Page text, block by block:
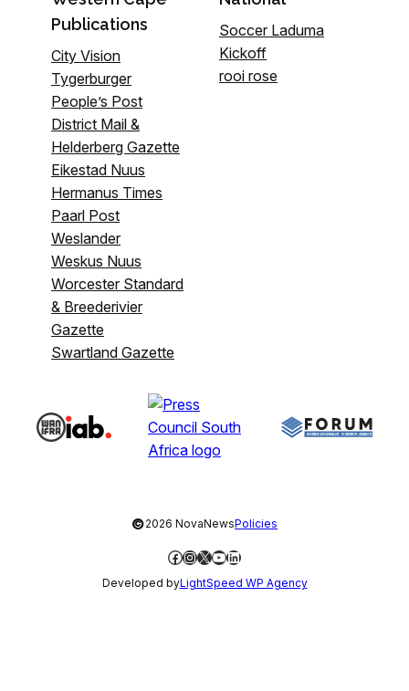
Publications
City Vision
Tygerburger
People’s Post
District Mail &
Helderberg Gazette
Eikestad Nuus
Hermanus Times
Paarl Post
Weslander
Weskus Nuus
Worcester Standard
& Breederivier
Gazette
Swartland Gazette
Soccer Laduma
Kickoff
rooi rose
©2026 NovaNewsPolicies
Facebook
Instagram
X YouTube
LinkedIn
Developed byLightSpeed WP Agency